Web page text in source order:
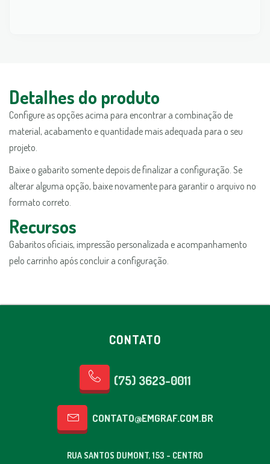
Detalhes do produto
Configure as opções acima para encontrar a combinação de
material, acabamento e quantidade mais adequada para o seu
projeto.
Baixe o gabarito somente depois de finalizar a configuração. Se
alterar alguma opção, baixe novamente para garantir o arquivo no
formato correto.
Recursos
Gabaritos oficiais, impressão personalizada e acompanhamento
pelo carrinho após concluir a configuração.
CONTATO
(75) 3623-0011
CONTATO@EMGRAF.COM.BR
RUA SANTOS DUMONT, 153 - CENTRO